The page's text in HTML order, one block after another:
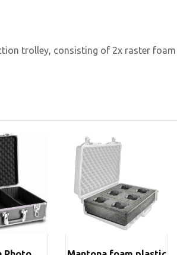
trolley, consisting of 2x raster foam